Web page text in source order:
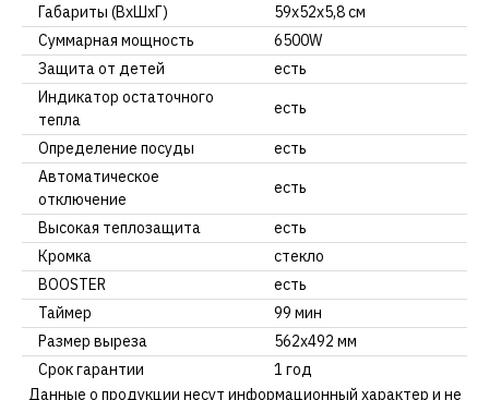
Габариты (ВхШхГ)
59х52х5,8 см
Суммарная мощность
6500W
Защита от детей
есть
Индикатор остаточного
тепла
есть
Определение посуды
есть
Автоматическое
отключение
есть
Высокая теплозащита
есть
Кромка
стекло
BOOSTER
есть
Таймер
99 мин
Размер выреза
562х492 мм
Срок гарантии
1 год
Данные о продукции несут информационный характер и не